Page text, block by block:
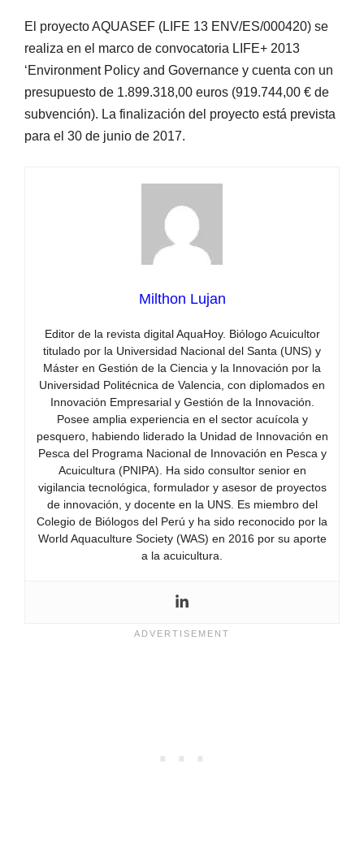
El proyecto AQUASEF (LIFE 13 ENV/ES/000420) se
realiza en el marco de convocatoria LIFE+ 2013
‘Environment Policy and Governance y cuenta con un
presupuesto de 1.899.318,00 euros (919.744,00 € de
subvención). La finalización del proyecto está prevista
para el 30 de junio de 2017.
Milthon Lujan
Editor de la revista digital AquaHoy. Biólogo Acuicultor
titulado por la Universidad Nacional del Santa (UNS) y
Máster en Gestión de la Ciencia y la Innovación por la
Universidad Politécnica de Valencia, con diplomados en
Innovación Empresarial y Gestión de la Innovación.
Posee amplia experiencia en el sector acuícola y
pesquero, habiendo liderado la Unidad de Innovación en
Pesca del Programa Nacional de Innovación en Pesca y
Acuicultura (PNIPA). Ha sido consultor senior en
vigilancia tecnológica, formulador y asesor de proyectos
de innovación, y docente en la UNS. Es miembro del
Colegio de Biólogos del Perú y ha sido reconocido por la
World Aquaculture Society (WAS) en 2016 por su aporte
a la acuicultura.